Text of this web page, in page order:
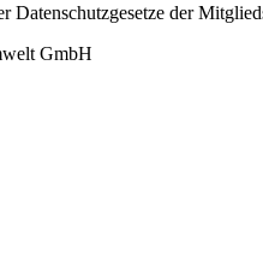
der
GmbH